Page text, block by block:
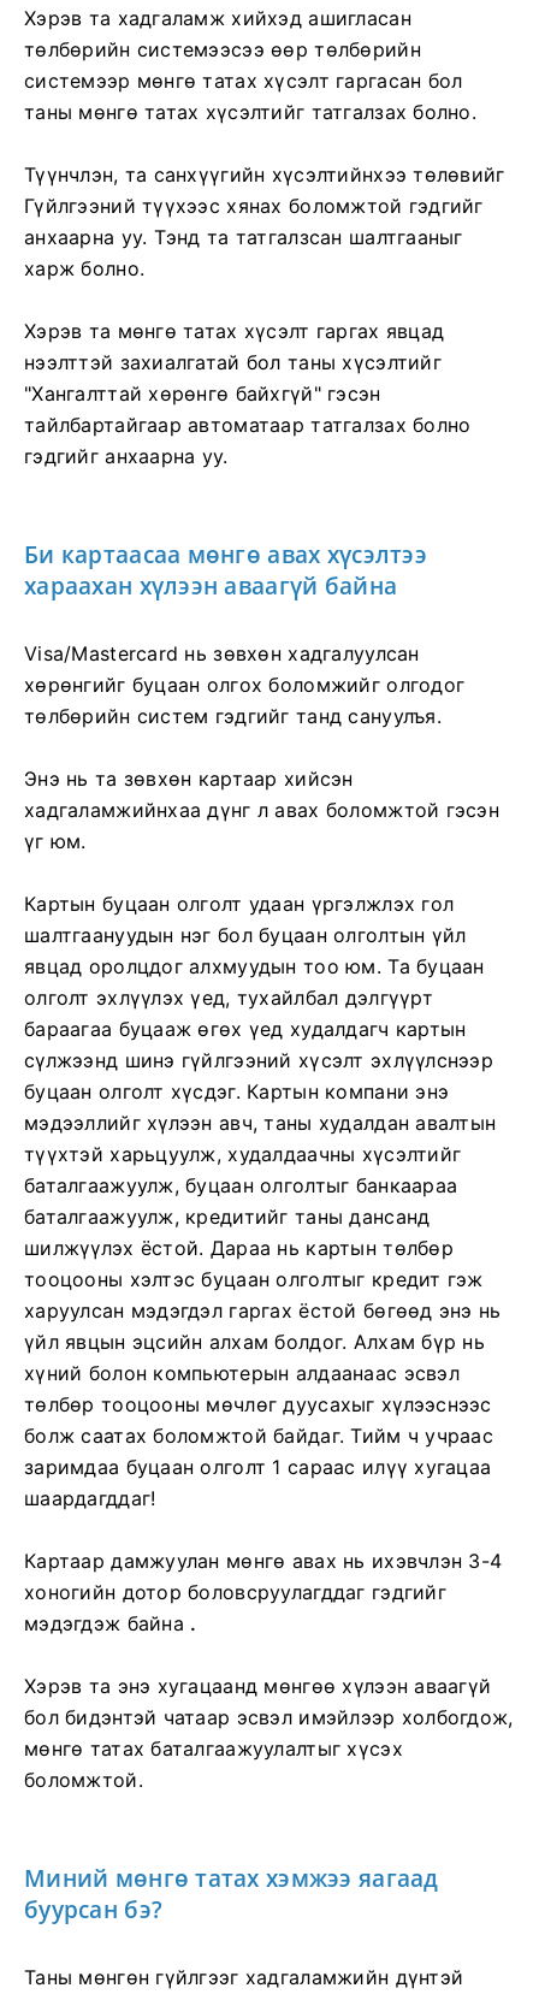
Хэрэв та хадгаламж хийхэд ашигласан
төлбөрийн системээсээ өөр төлбөрийн
системээр мөнгө татах хүсэлт гаргасан бол
таны мөнгө татах хүсэлтийг татгалзах болно.
Түүнчлэн, та санхүүгийн хүсэлтийнхээ төлөвийг
Гүйлгээний түүхээс хянах боломжтой гэдгийг
анхаарна уу. Тэнд та татгалзсан шалтгааныг
харж болно.
Хэрэв та мөнгө татах хүсэлт гаргах явцад
нээлттэй захиалгатай бол таны хүсэлтийг
"Хангалттай хөрөнгө байхгүй" гэсэн
тайлбартайгаар автоматаар татгалзах болно
гэдгийг анхаарна уу.
Би картаасаа мөнгө авах хүсэлтээ
хараахан хүлээн аваагүй байна
Visa/Mastercard нь зөвхөн хадгалуулсан
хөрөнгийг буцаан олгох боломжийг олгодог
төлбөрийн систем гэдгийг танд сануулъя.
Энэ нь та зөвхөн картаар хийсэн
хадгаламжийнхаа дүнг л авах боломжтой гэсэн
үг юм.
Картын буцаан олголт удаан үргэлжлэх гол
шалтгаануудын нэг бол буцаан олголтын үйл
явцад оролцдог алхмуудын тоо юм. Та буцаан
олголт эхлүүлэх үед, тухайлбал дэлгүүрт
бараагаа буцааж өгөх үед худалдагч картын
сүлжээнд шинэ гүйлгээний хүсэлт эхлүүлснээр
буцаан олголт хүсдэг. Картын компани энэ
мэдээллийг хүлээн авч, таны худалдан авалтын
түүхтэй харьцуулж, худалдаачны хүсэлтийг
баталгаажуулж, буцаан олголтыг банкаараа
баталгаажуулж, кредитийг таны дансанд
шилжүүлэх ёстой. Дараа нь картын төлбөр
тооцооны хэлтэс буцаан олголтыг кредит гэж
харуулсан мэдэгдэл гаргах ёстой бөгөөд энэ нь
үйл явцын эцсийн алхам болдог. Алхам бүр нь
хүний ​​болон компьютерын алдаанаас эсвэл
төлбөр тооцооны мөчлөг дуусахыг хүлээснээс
болж саатах боломжтой байдаг. Тийм ч учраас
заримдаа буцаан олголт 1 сараас илүү хугацаа
шаардагддаг!
Картаар дамжуулан мөнгө авах нь ихэвчлэн 3-4
хоногийн дотор боловсруулагддаг гэдгийг
мэдэгдэж байна .
Хэрэв та энэ хугацаанд мөнгөө хүлээн аваагүй
бол бидэнтэй чатаар эсвэл имэйлээр холбогдож,
мөнгө татах баталгаажуулалтыг хүсэх
боломжтой.
Миний мөнгө татах хэмжээ яагаад
буурсан бэ?
Таны мөнгөн гүйлгээг хадгаламжийн дүнтэй